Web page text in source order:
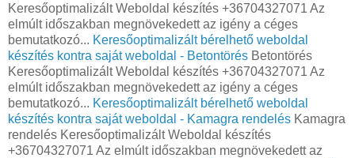
Keresőoptimalizált Weboldal készítés +36704327071 Az
elmúlt időszakban megnövekedett az igény a céges
bemutatkozó... Keresőoptimalizált bérelhető weboldal
készítés kontra saját weboldal - Betontörés Betontörés
Keresőoptimalizált Weboldal készítés +36704327071 Az
elmúlt időszakban megnövekedett az igény a céges
bemutatkozó... Keresőoptimalizált bérelhető weboldal
készítés kontra saját weboldal - Kamagra rendelés Kamagra
rendelés Keresőoptimalizált Weboldal készítés
+36704327071 Az elmúlt időszakban megnövekedett az